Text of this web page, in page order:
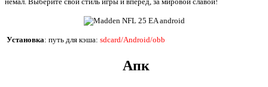
Установка: путь для кэша: sdcard/Android/obb
Апк